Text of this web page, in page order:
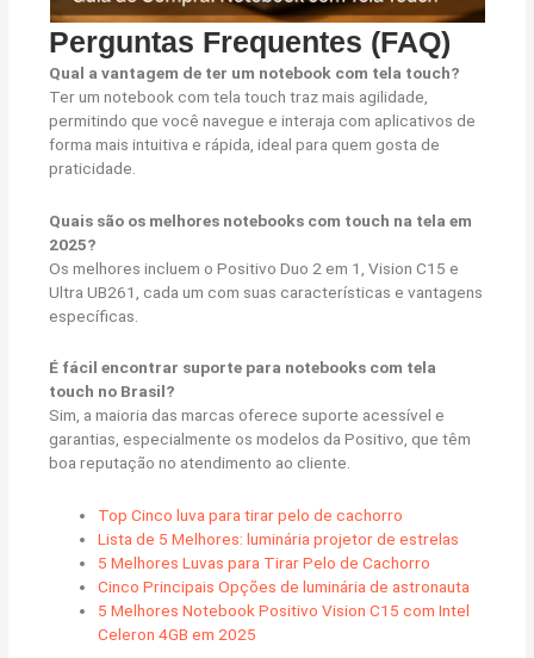
Perguntas Frequentes (FAQ)
Qual a vantagem de ter um notebook com tela touch?
Ter um notebook com tela touch traz mais agilidade,
permitindo que você navegue e interaja com aplicativos de
forma mais intuitiva e rápida, ideal para quem gosta de
praticidade.
Quais são os melhores notebooks com touch na tela em
2025?
Os melhores incluem o Positivo Duo 2 em 1, Vision C15 e
Ultra UB261, cada um com suas características e vantagens
específicas.
É fácil encontrar suporte para notebooks com tela
touch no Brasil?
Sim, a maioria das marcas oferece suporte acessível e
garantias, especialmente os modelos da Positivo, que têm
boa reputação no atendimento ao cliente.
Top Cinco luva para tirar pelo de cachorro
Lista de 5 Melhores: luminária projetor de estrelas
5 Melhores Luvas para Tirar Pelo de Cachorro
Cinco Principais Opções de luminária de astronauta
5 Melhores Notebook Positivo Vision C15 com Intel
Celeron 4GB em 2025